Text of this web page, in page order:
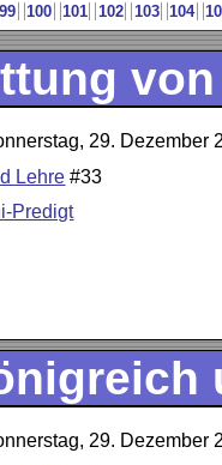
99 100 101 102 103 104
29. Dezember
Lehre #33
Predigt
29. Dezember